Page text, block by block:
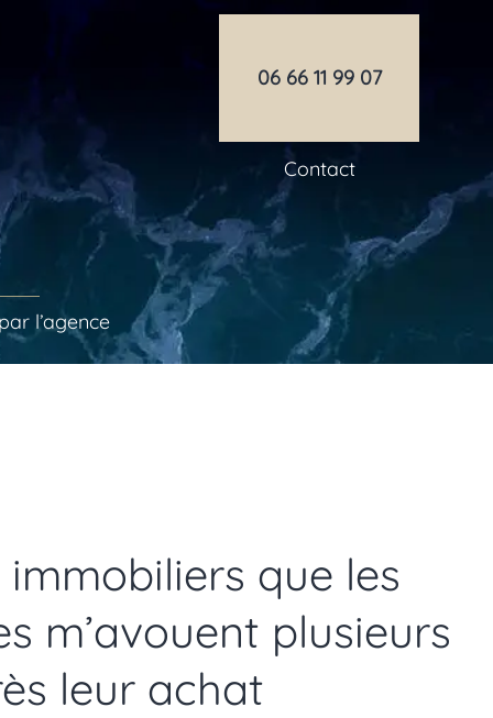
l’agence
06 66 11 99 07
Contact
que les
m’avouent plusieurs
leur achat